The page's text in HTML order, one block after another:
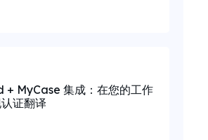
+ MyCase 集成：在您的工作
证翻译